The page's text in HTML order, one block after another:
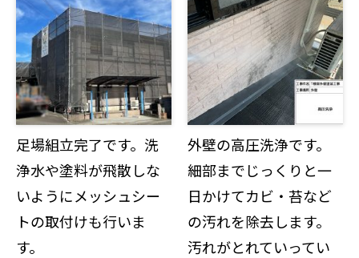
足場組立完了です。洗
浄水や塗料が飛散しな
いようにメッシュシー
トの取付けも行いま
す。
外壁の高圧洗浄です。
細部までじっくりと一
日かけてカビ・苔など
の汚れを除去します。
汚れがとれていってい